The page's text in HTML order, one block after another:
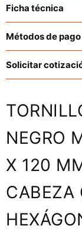
Ficha técnica
Métodos de pago
Solicitar
NEGRO
X 120
CABEZA